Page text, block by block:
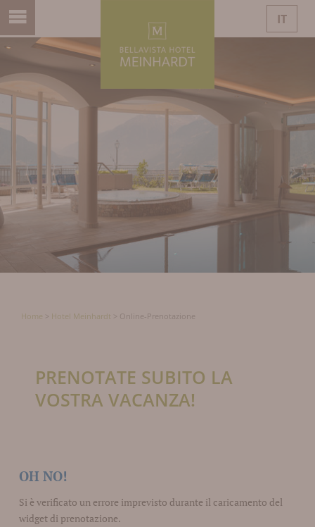
IT
Home Hotel Meinhardt Online-Prenotazione
PRENOTATE SUBITO LA
VOSTRA VACANZA!
OH NO!
Si è verificato un errore imprevisto durante il caricamento del
widget di prenotazione.